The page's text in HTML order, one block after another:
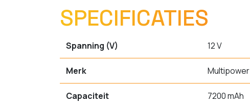
SPECIFICATIES
Spanning (V) 12 V
Merk Multipower
Capaciteit 7200 mAh